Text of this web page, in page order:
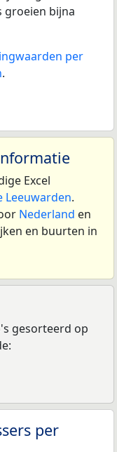
groeien bijna
per
.
Excel
Leeuwarden.
Nederland en
en buurten in
gesorteerd op
per